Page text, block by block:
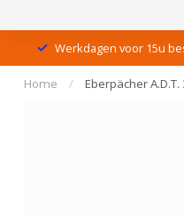
Werkdagen voor 15u
Home / Eberpächer